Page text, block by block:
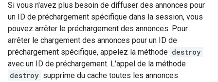
Si vous n'avez plus besoin de diffuser des annonces pour
un ID de préchargement spécifique dans la session, vous
pouvez arrêter le préchargement des annonces. Pour
arrêter le chargement des annonces pour un ID de
préchargement spécifique, appelez la méthode destroy
avec un ID de préchargement. L'appel de la méthode
destroy supprime du cache toutes les annonces